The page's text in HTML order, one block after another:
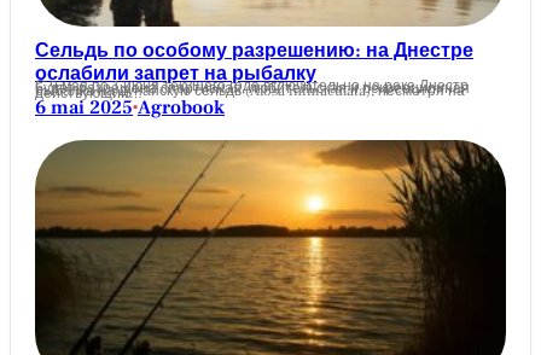
Сельдь по особому разрешению: на Днестре
ослабили запрет на рыбалку
С 9 мая по 1 июня текущего года включительно на реке Днестр будет разрешена спортивная, любительская и рекреационная рыбалка на дунайскую сельдь (Alosa immaculata), несмотря на действующий…
6 mai 2025•Agrobook